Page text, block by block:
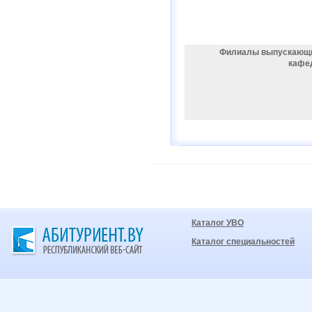
Филиалы
Каталог УВО
Каталог специальностей